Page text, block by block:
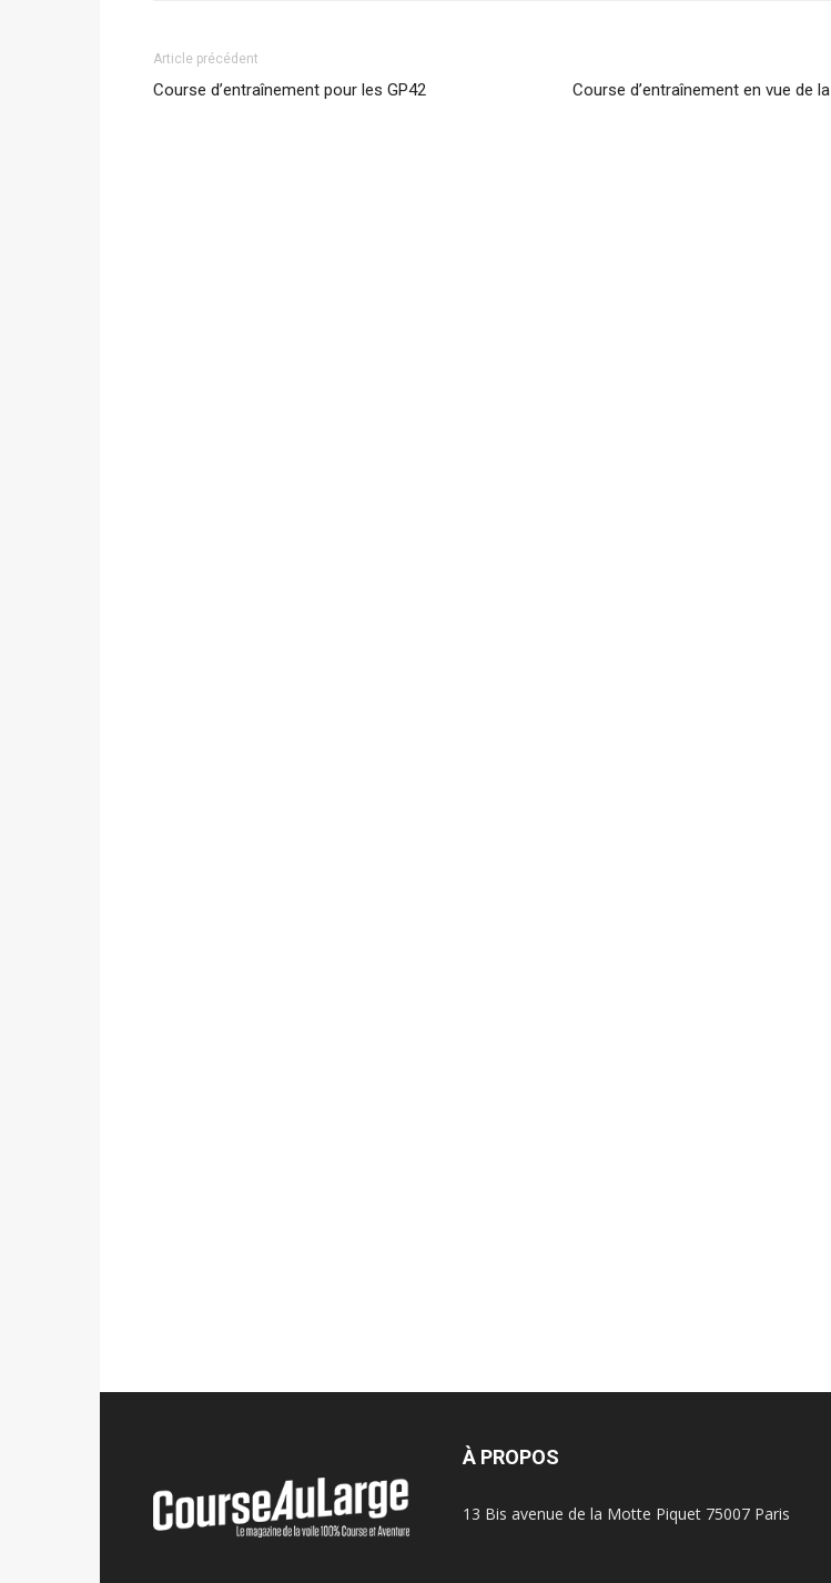
Article précédent
Course d’entraînement pour les GP42
Course d’entraînement en vue de
À PROPOS
13 Bis avenue de la Motte Piquet 75007 Paris